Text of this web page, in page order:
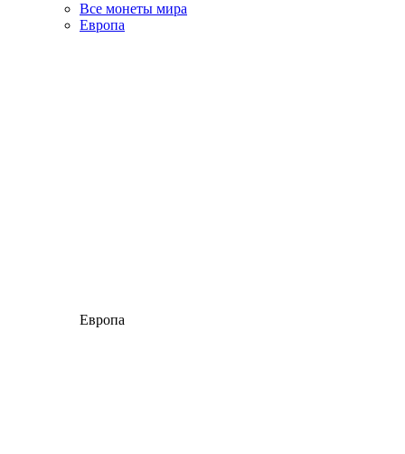
Все монеты мира
Европа
Европа